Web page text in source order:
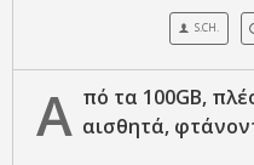
S.CH.
Α πό τα 100GB,
αισθητά,